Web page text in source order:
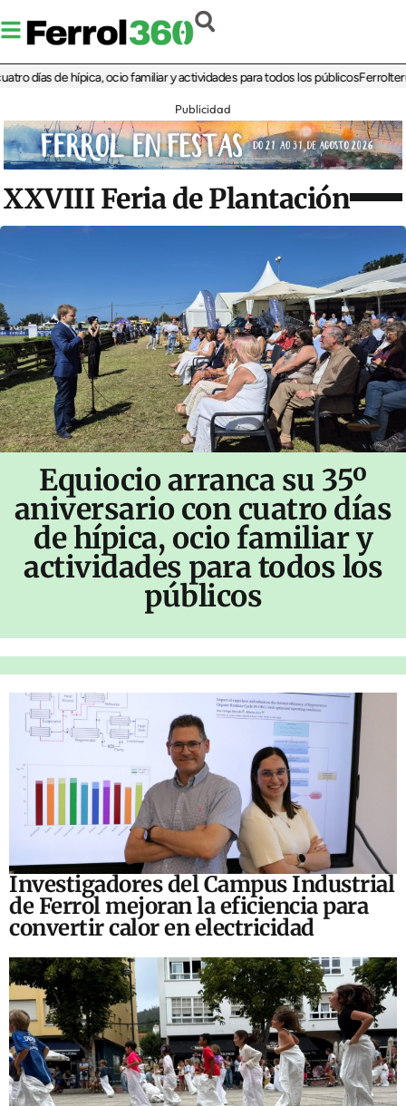
de hípica, ocio familiar y actividades para todos los públicosFerrolterra
Publicidad
XXVIII Feria de Plantación
Equiocio arranca su 35º
aniversario con cuatro días
de hípica, ocio familiar y
actividades para todos los
públicos
Investigadores del Campus Industrial
de Ferrol mejoran la eficiencia para
convertir calor en electricidad